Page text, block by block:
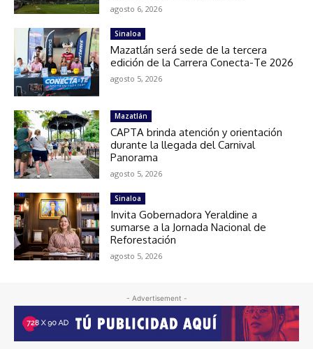
agosto 6, 2026
Sinaloa
Mazatlán será sede de la tercera
edición de la Carrera Conecta-Te 2026
agosto 5, 2026
Mazatlán
CAPTA brinda atención y orientación
durante la llegada del Carnival
Panorama
agosto 5, 2026
Sinaloa
Invita Gobernadora Yeraldine a
sumarse a la Jornada Nacional de
Reforestación
agosto 5, 2026
- Advertisement -